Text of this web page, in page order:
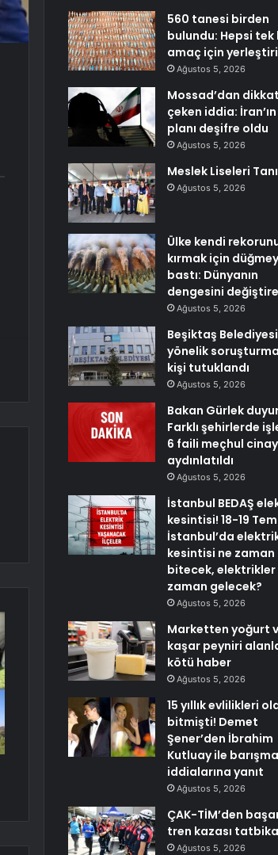
560 tanesi birden
bulundu: Hepsi tek
amaç için
Ağustos 5, 2026
Mossad’dan dikkat
çeken iddia:
planı deşifre oldu
Ağustos 5, 2026
Meslek Liseleri
Ağustos 5, 2026
Ülke kendi
kırmak için
bastı: Dünyanın
dengesini
Ağustos 5, 2026
Beşiktaş
yönelik
kişi tutuklandı
Ağustos 5, 2026
Bakan Gürlek
Farklı şehirlerde
6 faili meçhul
aydınlatıldı
Ağustos 5, 2026
İstanbul BEDAŞ
kesintisi! 18-19
İstanbul’da
kesintisi ne zaman
bitecek, elektrikler
zaman gelecek?
Ağustos 5, 2026
Marketten yoğurt
kaşar peyniri
kötü haber
Ağustos 5, 2026
15 yıllık evlilikleri
bitmişti! Demet
Şener’den İbrahim
Kutluay ile barışma
iddialarına yanıt
Ağustos 5, 2026
ÇAK-TİM’den
tren kazası
Ağustos 5, 2026